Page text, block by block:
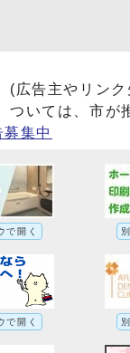
(広告主やリン
ついては、市が
募集中
で開く
で開く